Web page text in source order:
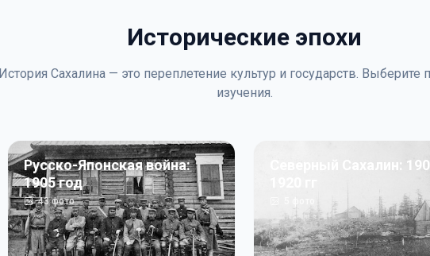
Исторические эпохи
История Сахалина — это переплетение культур и государств. Выберите
изучения.
Русско-Японская война:
1905 год
43фото
Северный Сахалин: